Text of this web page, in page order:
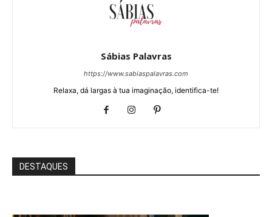
Sábias Palavras
https://www.sabiaspalavras.com
Relaxa, dá largas à tua imaginação, identifica-te!
DESTAQUES